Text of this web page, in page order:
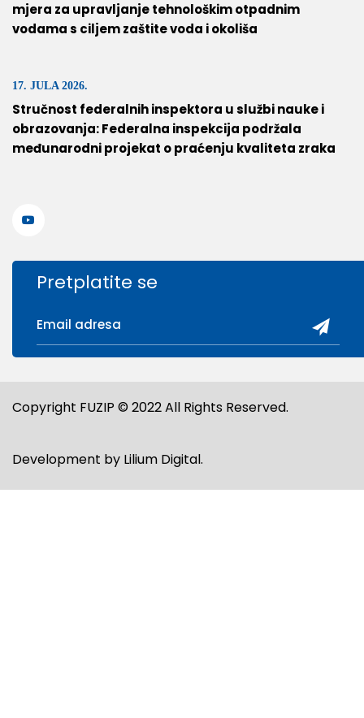
mjera za upravljanje tehnološkim otpadnim
vodama s ciljem zaštite voda i okoliša
17. JULA 2026.
Stručnost federalnih inspektora u službi nauke i
obrazovanja: Federalna inspekcija podržala
međunarodni projekat o praćenju kvaliteta zraka
Pretplatite se
Copyright FUZIP © 2022 All Rights Reserved.
Development by Lilium Digital.